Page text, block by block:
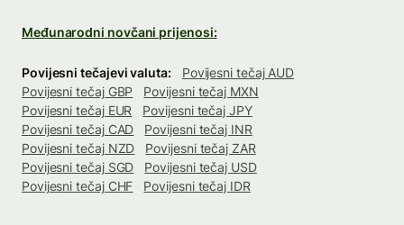
Međunarodni novčani prijenosi:
Povijesni tečajevi valuta:
Povijesni tečaj AUD
Povijesni tečaj GBP
Povijesni tečaj MXN
Povijesni tečaj EUR
Povijesni tečaj JPY
Povijesni tečaj CAD
Povijesni tečaj INR
Povijesni tečaj NZD
Povijesni tečaj ZAR
Povijesni tečaj SGD
Povijesni tečaj USD
Povijesni tečaj CHF
Povijesni tečaj IDR